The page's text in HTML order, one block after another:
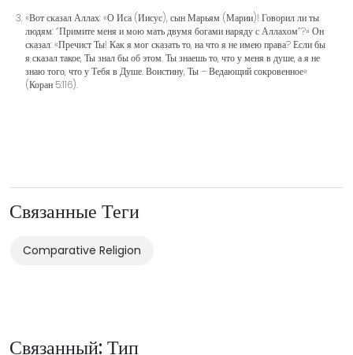
«Вот сказал Аллах: «О Иса (Иисус), сын Марьям (Марии)! Говорил ли ты
людям: “Примите меня и мою мать двумя богами наряду с Аллахом”?» Он
сказал: «Пречист Ты! Как я мог сказать то, на что я не имею права? Если бы
я сказал такое, Ты знал бы об этом. Ты знаешь то, что у меня в душе, а я не
знаю того, что у Тебя в Душе. Воистину, Ты – Ведающий сокровенное»
(Коран 5:116).
Связанные Теги
Comparative Religion
Связанный: Тип